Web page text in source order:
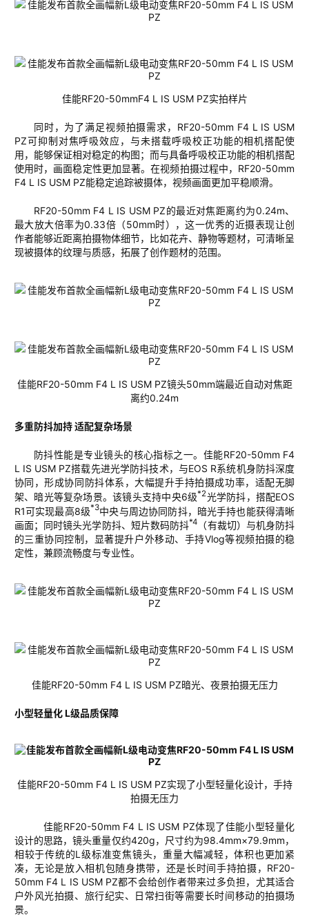
佳能RF20-50mmF4 L IS USM PZ实拍样片
同时， 为了满足视频拍摄需求， RF20-50mm F4 L IS USM
PZ可抑制对焦呼吸效应，与未搭载呼吸校正功能的相机搭配使
用， 能够保证相对稳定的构图； 而与具备呼吸校正功能的相机搭配
使用时，画面稳定性更加显著。在视频拍摄过程中， RF20-50mm
F4 L IS USM PZ能稳定追踪被摄体，视频画面更加平稳顺滑。
RF20-50mm F4 L IS USM PZ的最近对焦距离约为0.24m、
最大放大倍率为0.33倍 （50mm时）
，这一优秀的近摄表现让创
作者能够近距离拍摄物体细节，比如花卉、静物等题材，可清晰呈
现被摄体的纹理与质感，拓展了创作题材的范围。
佳能RF20-50mm F4 L IS USM PZ镜头50mm端最近自动对焦距
离约0.24m
多重防抖加持适配复杂场景
防抖性能是专业镜头的核心指标之一。 佳能RF20-50mm F4
L IS USM PZ搭载先进光学防抖技术，与EOS R系统机身防抖深度
协同，形成协同防抖体系 ，大幅提升手持拍摄成功率，适配无脚
架、暗光等复杂场景。该镜头支持中央6级*2光学防抖，搭配EOS
R1可实现最高8级*3中央与周边协同防抖，暗光手持也能获得清晰
画面；同时镜头光学防抖、 短片数码防抖*4
（有裁切）与机身防抖
的三重协同控制，显著提升户外移动、手持Vlog等视频拍摄的稳
定性，兼顾流畅度与专业性。
佳能RF20-50mm F4 L IS USM PZ暗光、 夜景拍摄无压力
小型轻量化L级品质保障
佳能RF20-50mm F4 L IS USM PZ实现了小型轻量化设计，手持
拍摄无压力
佳能RF20-50mm F4 L IS USM PZ体现了佳能小型轻量化
设计的思路，镜头重量仅约420g，尺寸约为98.4mm×79.9mm，
相较于传统的L 级标准变焦镜头，重量大幅减轻，体积也更加紧
凑，无论是放入相机包随身携带，还是长时间手持拍摄， RF20-
50mm F4 L IS USM PZ都不会给创作者带来过多负担，尤其适合
户外风光拍摄、旅行纪实、日常扫街等需要长时间移动的拍摄场
景。